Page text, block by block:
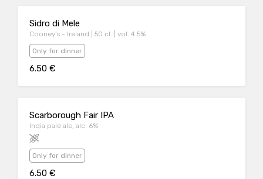
Sidro di Mele
Cooney's - Ireland | 50 cl. | vol. 4.5%
Only for dinner
6.50 €
Scarborough Fair IPA
India pale ale, alc. 6%
Only for dinner
6.50 €